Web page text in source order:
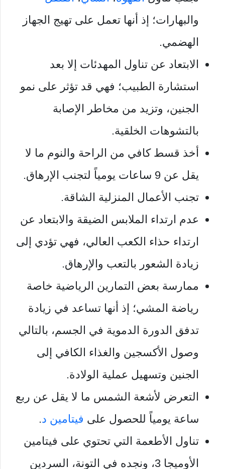
والبهارات؛ إذ أنها تعمل على تهيج الجهاز
الهضمي.
الابتعاد عن تناول المهدئات إلا بعد
استشارة الطبيب؛ فهي قد تؤثر على نمو
الجنين، وتزيد من مخاطر الإصابة
بالتشوهات الخلقية.
أخذ قسط كافي من الراحة والنوم ما لا
يقل عن 9 ساعات يومياً لتجنب الإرهاق.
تجنب الأعمال المنزلية الشاقة.
عدم ارتداء الملابس الضيقة والابتعاد عن
ارتداء حذاء الكعب العالي، فهي تؤدي إلى
زيادة الشعور بالتعب والإرهاق.
ممارسة بعض التمارين الرياضية خاصة
رياضة المشي؛ إذ أنها تساعد في زيادة
تدفق الدورة الدموية في الجسم، بالتالي
وصول الأكسجين والغذاء الكافي إلى
الجنين وتسهيل عملية الولادة.
التعرض لأشعة الشمس ما لا يقل عن ربع
ساعة يومياً للحصول على فيتامين د.
تناول الأطعمة التي تحتوي على فيتامين
الأوميجا 3، ونجده في التونة، السردين